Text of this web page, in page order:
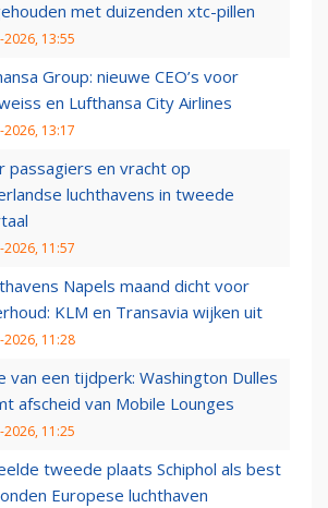
met duizenden xtc-pillen
2026, 13:55
Group: nieuwe CEO’s voor
en Lufthansa City Airlines
2026, 13:17
passagiers en vracht op
luchthavens in tweede
2026, 11:57
Napels maand dicht voor
KLM en Transavia wijken uit
2026, 11:28
van een tijdperk: Washington Dulles
afscheid van Mobile Lounges
2026, 11:25
tweede plaats Schiphol als best
Europese luchthaven